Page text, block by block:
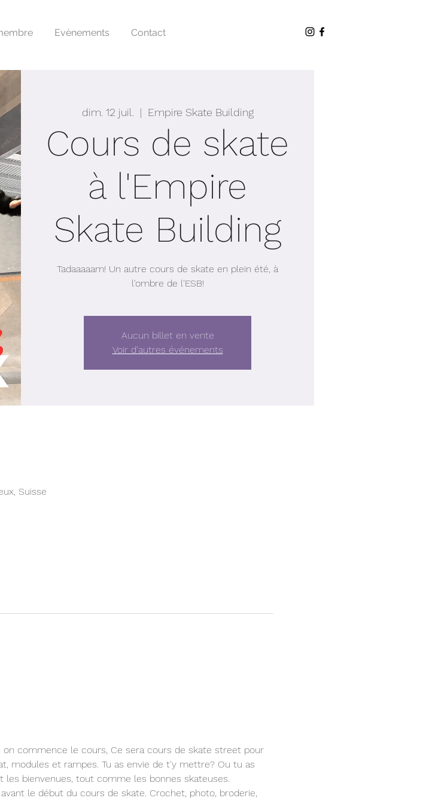
Evènements Contact
dim. 12 juil.
  |
Empire Skate Building
Cours de skate
à l'Empire
Skate Building
Tadaaaaam! Un autre cours de skate en plein été, à
l'ombre de l'ESB!
Aucun billet en vente
Voir d'autres événements
Suisse
on commence le cours, Ce sera cours de skate street pour
modules et rampes. Tu as envie de t'y mettre? Ou tu as
bienvenues, tout comme les bonnes skateuses.
le début du cours de skate. Crochet, photo, broderie,